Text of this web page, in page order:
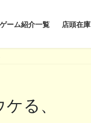
ゲーム紹介一覧 店頭在庫